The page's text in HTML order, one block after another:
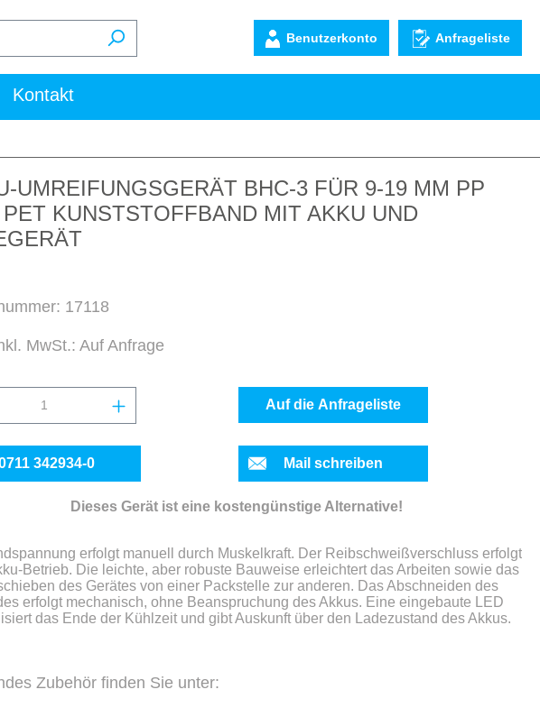
Benutzerkonto Anfrageliste
Kontakt
UMREIFUNGSGERÄT BHC-3 FÜR 9-19 MM PP
KUNSTSTOFFBAND MIT AKKU UND
17118
MwSt.: Auf Anfrage
Anzahl: Gib den gewünschten Wert ein oder
Auf die Anfrageliste
342934-0 Mail schreiben
Dieses Gerät ist eine kostengünstige Alternative!
erfolgt manuell durch Muskelkraft. Der Reibschweißverschluss erfolgt
Betrieb. Die leichte, aber robuste Bauweise erleichtert das Arbeiten sowie das
des Gerätes von einer Packstelle zur anderen. Das Abschneiden des
erfolgt mechanisch, ohne Beanspruchung des Akkus. Eine eingebaute LED
das Ende der Kühlzeit und gibt Auskunft über den Ladezustand des Akkus.
Zubehör finden Sie unter: